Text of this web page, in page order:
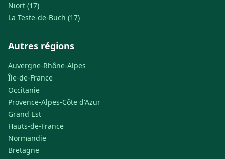
Niort (17)
La Teste-de-Buch (17)
Autres régions
Auvergne-Rhône-Alpes
Île-de-France
Occitanie
Provence-Alpes-Côte d'Azur
Grand Est
Hauts-de-France
Normandie
Bretagne